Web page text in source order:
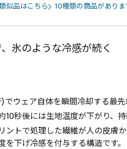
似品はこちら 10種類の商品がありま
氷のような冷感が続く
でウェア自体を瞬間冷却する最
10秒後には生地温度が下がり、
ントで処理した繊維が人の皮膚
を下げ冷感を付与する構造です。